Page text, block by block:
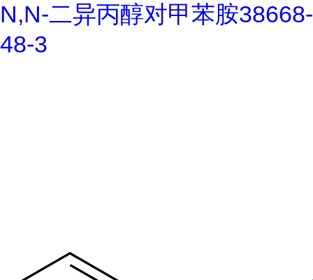
N,N-二异丙醇对甲苯胺38668-
48-3